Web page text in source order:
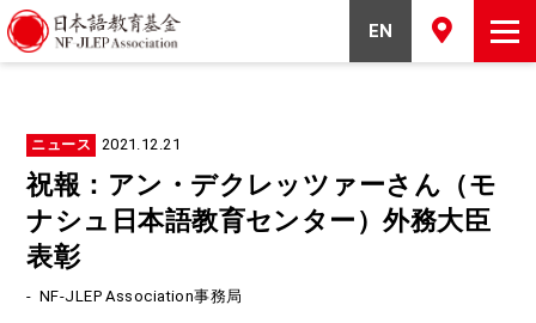
EN
ニュース 2021.12.21
祝報：アン・デクレッツァーさん（モ
ナシュ日本語教育センター）外務大臣
表彰
- NF-JLEP Association事務局